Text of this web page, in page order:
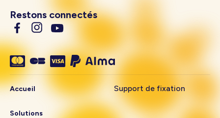
Restons connectés
Accueil
Solutions
Support de fixation